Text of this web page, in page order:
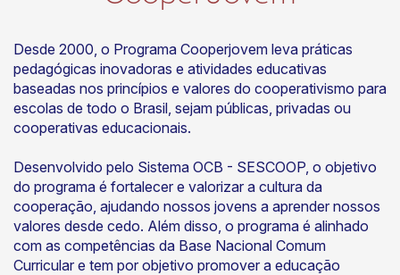
Desde 2000, o Programa Cooperjovem leva práticas
pedagógicas inovadoras e atividades educativas
baseadas nos princípios e valores do cooperativismo para
escolas de todo o Brasil, sejam públicas, privadas ou
cooperativas educacionais.
Desenvolvido pelo Sistema OCB - SESCOOP, o objetivo
do programa é fortalecer e valorizar a cultura da
cooperação, ajudando nossos jovens a aprender nossos
valores desde cedo. Além disso, o programa é alinhado
com as competências da Base Nacional Comum
Curricular e tem por objetivo promover a educação